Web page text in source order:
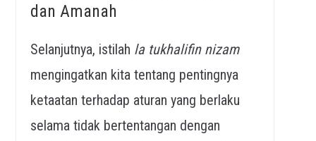
dan Amanah
Selanjutnya, istilah la tukhalifin nizam
mengingatkan kita tentang pentingnya
ketaatan terhadap aturan yang berlaku
selama tidak bertentangan dengan